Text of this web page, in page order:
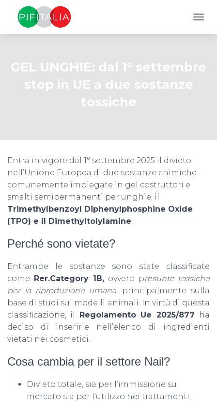
GEL UNGHIE: dal 1° settembre
stop in UE a due sostanze
tossiche
Entra in vigore dal 1° settembre 2025 il divieto
nell’Unione Europea di due sostanze chimiche
comunemente impiegate in gel costruttori e
smalti semipermanenti per unghie: il
Trimethylbenzoyl Diphenylphosphine Oxide
(TPO) e il Dimethyltolylamine.
Perché sono vietate?
Entrambe le sostanze sono state classificate
come Rer.Category 1B, ovvero presunte tossiche
per la riproduzione umana, principalmente sulla
base di studi sui modelli animali. In virtù di questa
classificazione, il Regolamento Ue 2025/877
ha
deciso di inserirle nell’elenco di ingredienti
vietati nei cosmetici.
Cosa cambia per il settore Nail?
Divieto totale, sia per l’immissione sul
mercato sia per l’utilizzo nei trattamenti,